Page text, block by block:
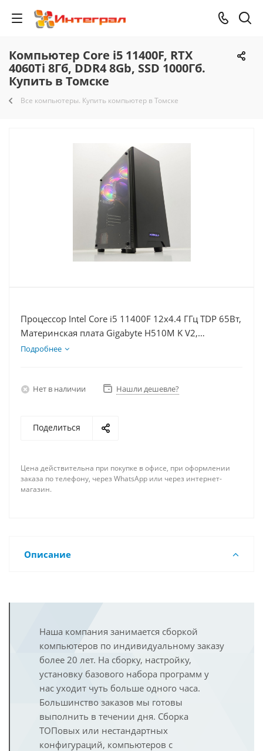
Компьютер Core i5 11400F, RTX
4060Ti 8Гб, DDR4 8Gb, SSD 1000Гб.
Купить в Томске
Все компьютеры. Купить компьютер в Томске
Процессор Intel Core i5 11400F 12x4.4 ГГц TDP 65Вт,
Материнская плата Gigabyte H510M K V2,
Видеокарта RTX 4060Ti 8Гб, Память DDR4 8Gb,
Подробнее
Нет в наличии Нашли дешевле?
Поделиться
Цена действительна при покупке в офисе, при оформлении
заказа по телефону, через WhatsApp или через интернет-
магазин.
Описание
Наша компания занимается сборкой
компьютеров по индивидуальному заказу
более 20 лет. На сборку, настройку,
установку базового набора программ у
нас уходит чуть больше одного часа.
Большинство заказов мы готовы
выполнить в течении дня. Сборка
ТОПовых или нестандартных
конфигураций, компьютеров с